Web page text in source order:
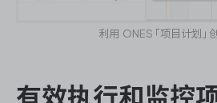
利用 ONES「项目计划」
有效执行和监控